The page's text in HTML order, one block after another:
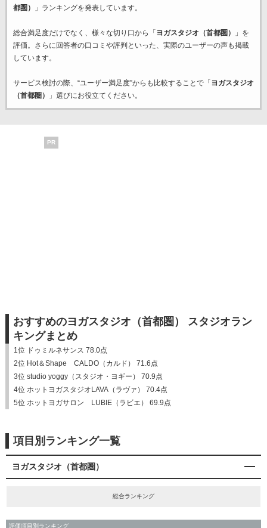
都圏）
」ランキングを発表しています。
総合満足度だけでなく、様々な切り口から「 ヨガスタジオ（首都圏）
」を
評価。さらに回答者の口コミや評判といった、実際のユーザーの声も掲載
しています。
サービス検討の際、“ユーザー満足度”からも比較することで「 ヨガスタジオ
（首都圏）
」選びにお役立てください。
PR
おすすめのヨガスタジオ（首都圏） スタジオラン
キングまとめ
1位 ドゥミルネサンス 78.0点
2位 Hot＆Shape CALDO（カルド） 71.6点
3位 studio yoggy（スタジオ・ヨギー） 70.9点
4位 ホットヨガスタジオLAVA（ラヴァ） 70.4点
5位 ホットヨガサロン LUBIE（ラビエ） 69.9点
項目別ランキング一覧
ヨガスタジオ（首都圏）
総合ランキング
評価項目別ランキング